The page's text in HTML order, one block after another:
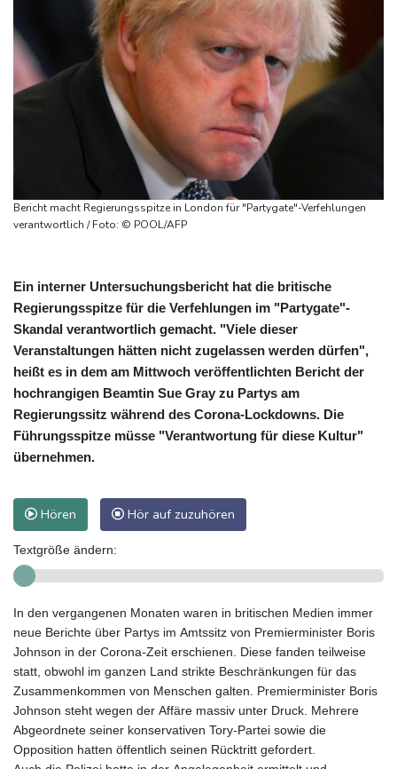
Bericht macht Regierungsspitze in London für "Partygate"-Verfehlungen
verantwortlich / Foto: © POOL/AFP
Ein interner Untersuchungsbericht hat die britische
Regierungsspitze für die Verfehlungen im "Partygate"-
Skandal verantwortlich gemacht. "Viele dieser
Veranstaltungen hätten nicht zugelassen werden dürfen",
heißt es in dem am Mittwoch veröffentlichten Bericht der
hochrangigen Beamtin Sue Gray zu Partys am
Regierungssitz während des Corona-Lockdowns. Die
Führungsspitze müsse "Verantwortung für diese Kultur"
übernehmen.
Hören Hör auf zuzuhören
Textgröße ändern:
In den vergangenen Monaten waren in britischen Medien immer
neue Berichte über Partys im Amtssitz von Premierminister Boris
Johnson in der Corona-Zeit erschienen. Diese fanden teilweise
statt, obwohl im ganzen Land strikte Beschränkungen für das
Zusammenkommen von Menschen galten. Premierminister Boris
Johnson steht wegen der Affäre massiv unter Druck. Mehrere
Abgeordnete seiner konservativen Tory-Partei sowie die
Opposition hatten öffentlich seinen Rücktritt gefordert.